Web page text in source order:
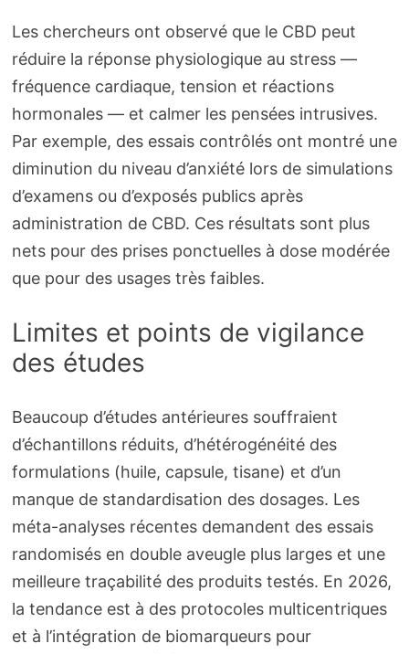
Les chercheurs ont observé que le CBD peut
réduire la réponse physiologique au stress —
fréquence cardiaque, tension et réactions
hormonales — et calmer les pensées intrusives.
Par exemple, des essais contrôlés ont montré une
diminution du niveau d’anxiété lors de simulations
d’examens ou d’exposés publics après
administration de CBD. Ces résultats sont plus
nets pour des prises ponctuelles à dose modérée
que pour des usages très faibles.
Limites et points de vigilance
des études
Beaucoup d’études antérieures souffraient
d’échantillons réduits, d’hétérogénéité des
formulations (huile, capsule, tisane) et d’un
manque de standardisation des dosages. Les
méta-analyses récentes demandent des essais
randomisés en double aveugle plus larges et une
meilleure traçabilité des produits testés. En 2026,
la tendance est à des protocoles multicentriques
et à l’intégration de biomarqueurs pour